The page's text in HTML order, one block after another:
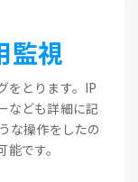
監視
をとります。IP
なども詳細に記
な操作をしたの
です。